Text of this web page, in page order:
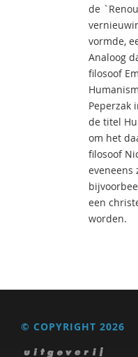
de
vormde,
Analoog
filosoof
Peperzak
de titel
om het
filosoof
eveneens
een
worden.
© COPYRIGHT 2026